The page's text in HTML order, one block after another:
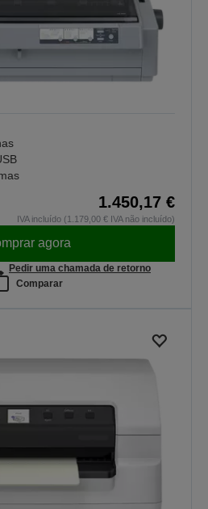
1.450,17 €
IVA incluído (1.179,00 € IVA não incluído)
agora
Pedir uma chamada de retorno
Comparar